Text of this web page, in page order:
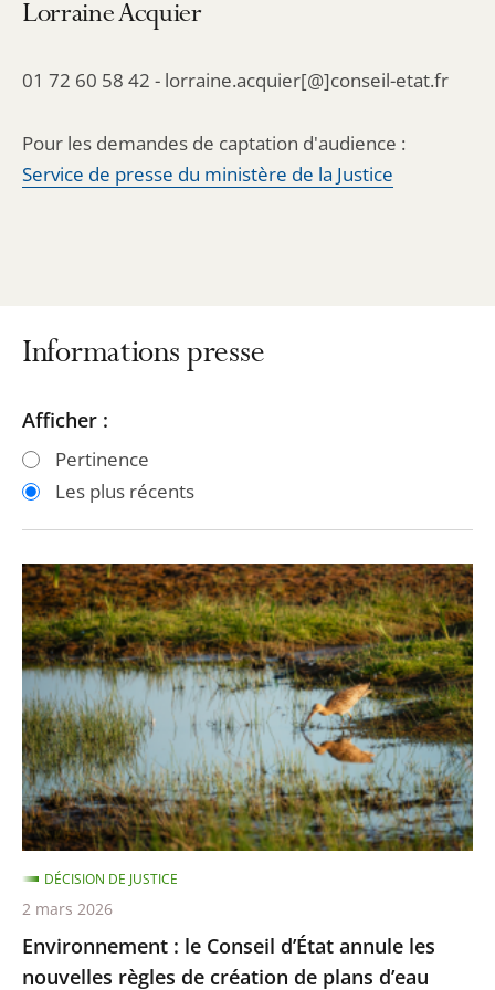
Lorraine Acquier
01 72 60 58 42 - lorraine.acquier[@]conseil-etat.fr
Pour les demandes de captation d'audience :
Service de presse du ministère de la Justice
Informations presse
Passer
les
filtres
après
Passer
les
filtres
avant
Afficher :
Pertinence
Les plus récents
Environnement
:
le
Conseil
d’État
annule
les
nouvelles
règles
de
création
de
plans
d’eau
Environnement : le Conseil d’État annule les
nouvelles règles de création de plans d’eau
DÉCISION DE JUSTICE
2 mars 2026